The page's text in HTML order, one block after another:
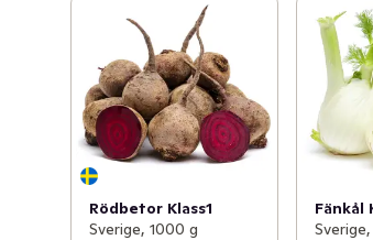
Rödbetor Klass1
Sverige, 1000 g
Fänkål